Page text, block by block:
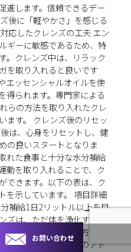
お問い合わせ
進します。信頼できるデー
後に「軽やかさ」を感じる
応したクレンズの工夫 エン
ギーに敏感であるため、特
。クレンズ中は、リラック
を取り入れると良いです
エッセンシャルオイルを使
得られます。専門家による
らの方法を取り入れたクレ
ます。 クレンズ後のリセッ
は、心身をリセットし、健
の良いスタートとなりま
れた食事と十分な水分補給
動を取り入れることで、ク
できます。以下の表は、ク
を示しています。 項目詳細
補給1日2リットル以上を目
は、ただ体を浄化するだ
。エンパス体質の方は特
となります。これらのアド